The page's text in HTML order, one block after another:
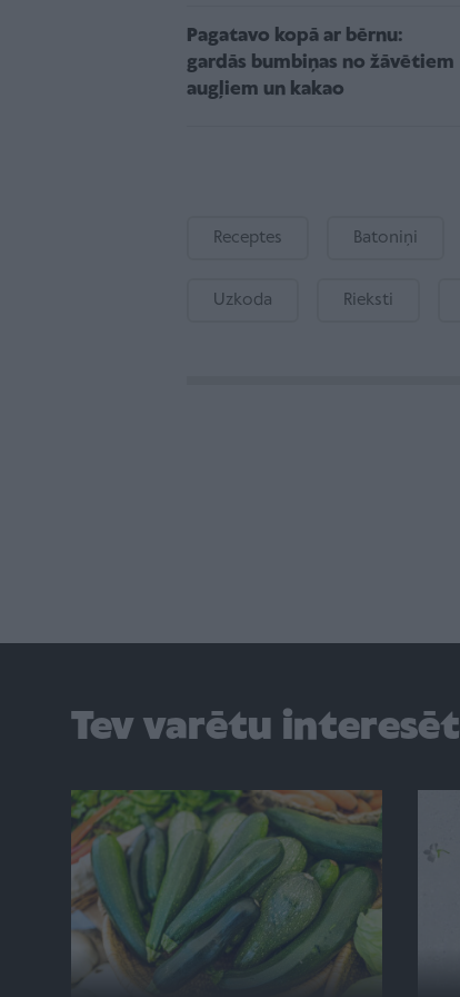
Pagatavo kopā ar bērnu:
gardās bumbiņas no žāvētiem
augļiem un kakao
Receptes Batoniņi
Uzkoda Rieksti
Tev varētu interesēt